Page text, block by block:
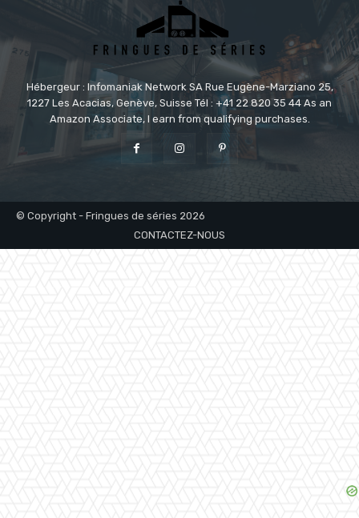
Hébergeur : Infomaniak Network SA Rue Eugène-Marziano 25,
1227 Les Acacias, Genève, Suisse Tél : +41 22 820 35 44 As an
Amazon Associate, I earn from qualifying purchases.
© Copyright - Fringues de séries 2026
CONTACTEZ-NOUS